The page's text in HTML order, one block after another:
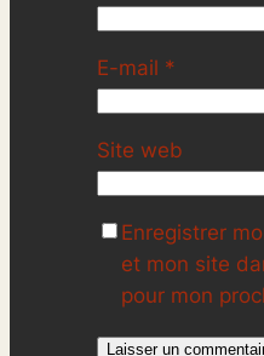
E-mail *
Site web
Enregistrer
et mon site
pour mon